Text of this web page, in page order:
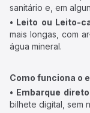
sanitário e, em
• Leito ou Leito-
mais longas, com
água mineral.
Como funciona o
• Embarque
bilhete digital, sem